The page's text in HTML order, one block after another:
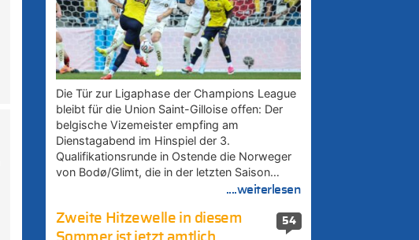
Die Tür zur Ligaphase der Champions League
bleibt für die Union Saint-Gilloise offen: Der
belgische Vizemeister empfing am
Dienstagabend im Hinspiel der 3.
Qualifikationsrunde in Ostende die Norweger
von Bodø/Glimt, die in der letzten Saison…
....weiterlesen
54
Zweite Hitzewelle in diesem